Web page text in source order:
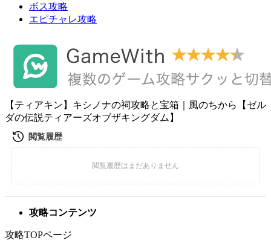
ボス攻略
エピチャレ攻略
【ティアキン】キシノナの祠攻略と宝箱｜風のちから【ゼル
ダの伝説ティアーズオブザキングダム】
攻略コンテンツ
攻略TOPページ